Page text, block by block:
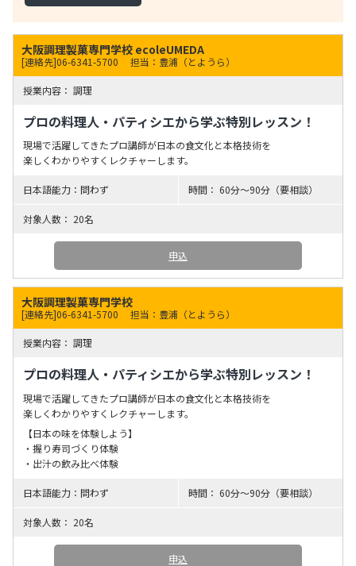
大阪調理製菓専門学校 ecoleUMEDA
[連絡先]06-6341-5700 担当：豊浦（とようら）
調理
プロの料理人・パティシエから学ぶ特別レッスン！
現場で活躍してきたプロ講師が日本の食文化と本格技術を
楽しくわかりやすくレクチャーします。
問わず 60分～90分（要相談）
20名
申込
大阪調理製菓専門学校
[連絡先]06-6341-5700 担当：豊浦（とようら）
調理
プロの料理人・パティシエから学ぶ特別レッスン！
現場で活躍してきたプロ講師が日本の食文化と本格技術を
楽しくわかりやすくレクチャーします。
【日本の味を体験しよう】
・握り寿司づくり体験
・出汁の飲み比べ体験
問わず 60分～90分（要相談）
20名
申込